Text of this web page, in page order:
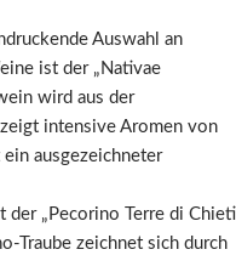
Auswahl an
ist der „Nativae
wird aus der
intensive Aromen von
ausgezeichneter
„Pecorino Terre di Chieti
Traube zeichnet sich durch